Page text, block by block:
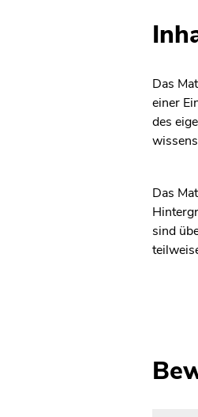
Das
einer
des
Das
sind